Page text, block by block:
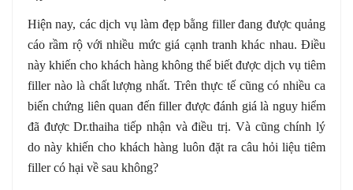
Hiện nay, các dịch vụ làm đẹp bằng filler đang được quảng
cáo rầm rộ với nhiều mức giá cạnh tranh khác nhau. Điều
này khiến cho khách hàng không thể biết được dịch vụ tiêm
filler nào là chất lượng nhất. Trên thực tế cũng có nhiều ca
biến chứng liên quan đến filler được đánh giá là nguy hiểm
đã được Dr.thaiha tiếp nhận và điều trị. Và cũng chính lý
do này khiến cho khách hàng luôn đặt ra câu hỏi liệu tiêm
filler có hại về sau không?